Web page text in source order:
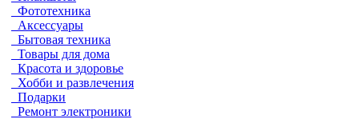
Фототехника
Аксессуары
Бытовая техника
Товары для дома
Красота и здоровье
Хобби и развлечения
Подарки
Ремонт электроники